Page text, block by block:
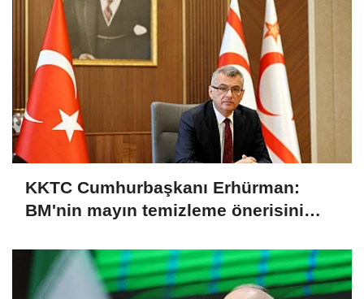
KKTC Cumhurbaşkanı Erhürman:
BM'nin mayın temizleme önerisini